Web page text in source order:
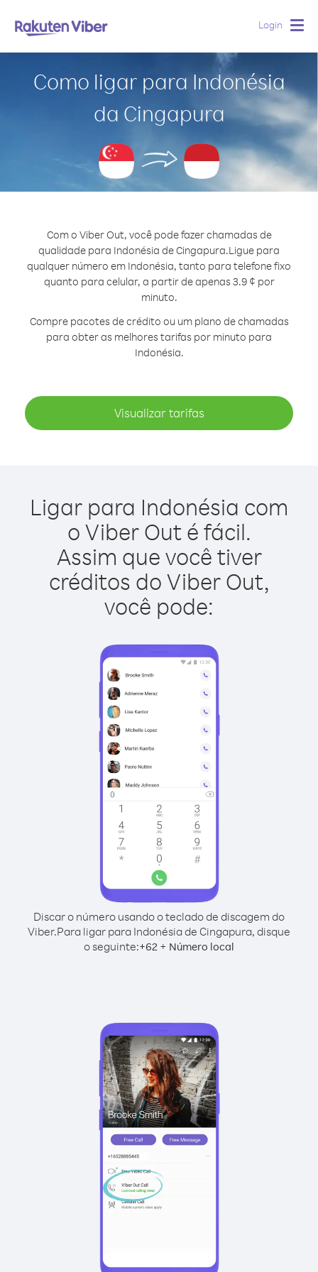
Login
Como ligar para Indonésia
da Cingapura
Com o Viber Out, você pode fazer chamadas de
qualidade para Indonésia de Cingapura.Ligue para
qualquer número em Indonésia, tanto para telefone fixo
quanto para celular, a partir de apenas 3.9 ¢ por
minuto.
Compre pacotes de crédito ou um plano de chamadas
para obter as melhores tarifas por minuto para
Indonésia.
Visualizar tarifas
Ligar para Indonésia com
o Viber Out é fácil.
Assim que você tiver
créditos do Viber Out,
você pode:
Discar o número usando o teclado de discagem do
Viber.Para ligar para Indonésia de Cingapura, disque
o seguinte:+62 + Número local